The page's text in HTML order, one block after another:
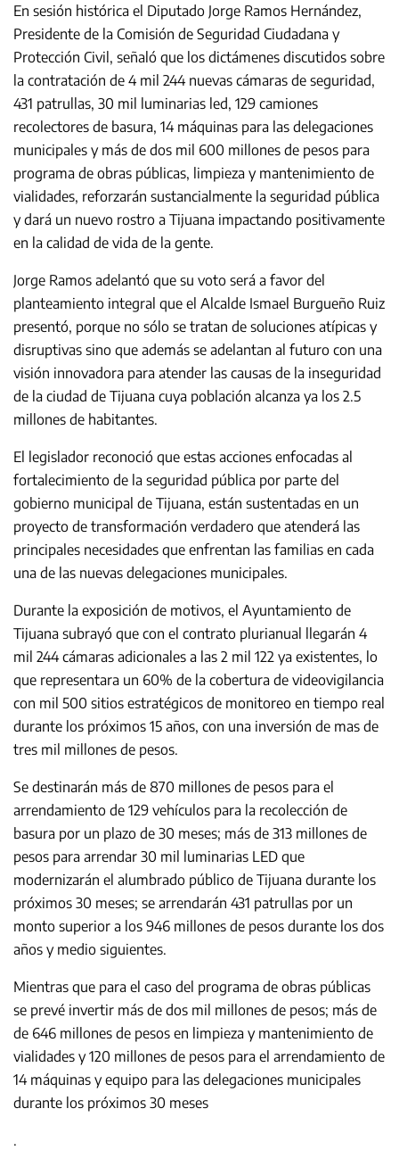
En sesión histórica el Diputado Jorge Ramos Hernández,
Presidente de la Comisión de Seguridad Ciudadana y
Protección Civil, señaló que los dictámenes discutidos sobre
la contratación de 4 mil 244 nuevas cámaras de seguridad,
431 patrullas, 30 mil luminarias led, 129 camiones
recolectores de basura, 14 máquinas para las delegaciones
municipales y más de dos mil 600 millones de pesos para
programa de obras públicas, limpieza y mantenimiento de
vialidades, reforzarán sustancialmente la seguridad pública
y dará un nuevo rostro a Tijuana impactando positivamente
en la calidad de vida de la gente.
Jorge Ramos adelantó que su voto será a favor del
planteamiento integral que el Alcalde Ismael Burgueño Ruiz
presentó, porque no sólo se tratan de soluciones atípicas y
disruptivas sino que además se adelantan al futuro con una
visión innovadora para atender las causas de la inseguridad
de la ciudad de Tijuana cuya población alcanza ya los 2.5
millones de habitantes.
El legislador reconoció que estas acciones enfocadas al
fortalecimiento de la seguridad pública por parte del
gobierno municipal de Tijuana, están sustentadas en un
proyecto de transformación verdadero que atenderá las
principales necesidades que enfrentan las familias en cada
una de las nuevas delegaciones municipales.
Durante la exposición de motivos, el Ayuntamiento de
Tijuana subrayó que con el contrato plurianual llegarán 4
mil 244 cámaras adicionales a las 2 mil 122 ya existentes, lo
que representara un 60% de la cobertura de videovigilancia
con mil 500 sitios estratégicos de monitoreo en tiempo real
durante los próximos 15 años, con una inversión de mas de
tres mil millones de pesos.
Se destinarán más de 870 millones de pesos para el
arrendamiento de 129 vehículos para la recolección de
basura por un plazo de 30 meses; más de 313 millones de
pesos para arrendar 30 mil luminarias LED que
modernizarán el alumbrado público de Tijuana durante los
próximos 30 meses; se arrendarán 431 patrullas por un
monto superior a los 946 millones de pesos durante los dos
años y medio siguientes.
Mientras que para el caso del programa de obras públicas
se prevé invertir más de dos mil millones de pesos; más de
de 646 millones de pesos en limpieza y mantenimiento de
vialidades y 120 millones de pesos para el arrendamiento de
14 máquinas y equipo para las delegaciones municipales
durante los próximos 30 meses
.